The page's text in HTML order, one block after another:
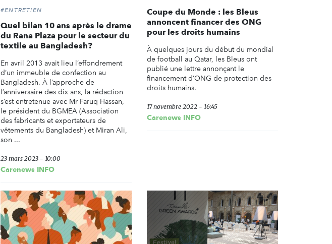
#ENTRETIEN
Quel bilan 10 ans après le drame
du Rana Plaza pour le secteur du
textile au Bangladesh?
En avril 2013 avait lieu l’effondrement
d’un immeuble de confection au
Bangladesh. À l’approche de
l’anniversaire des dix ans, la rédaction
s’est entretenue avec Mr Faruq Hassan,
le président du BGMEA (Association
des fabricants et exportateurs de
vêtements du Bangladesh) et Miran Ali,
son ...
23 mars 2023 - 10:00
Carenews INFO
Coupe du Monde : les Bleus
annoncent financer des ONG
pour les droits humains
À quelques jours du début du mondial
de football au Qatar, les Bleus ont
publié une lettre annonçant le
financement d’ONG de protection des
droits humains.
17 novembre 2022 - 16:45
Carenews INFO